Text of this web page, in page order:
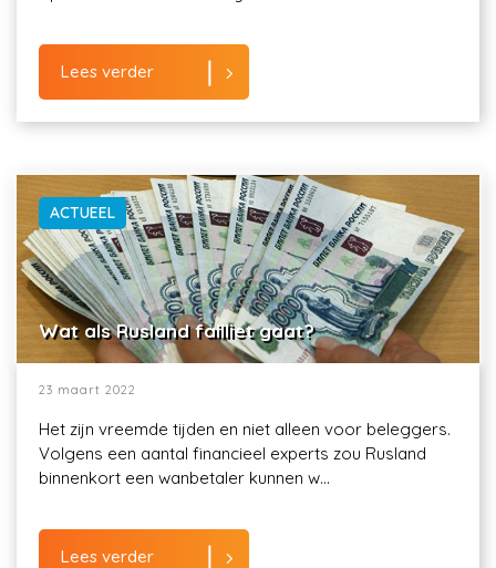
Lees verder
ACTUEEL
Wat als Rusland failliet gaat?
23 maart 2022
Het zijn vreemde tijden en niet alleen voor beleggers.
Volgens een aantal financieel experts zou Rusland
binnenkort een wanbetaler kunnen w...
Lees verder